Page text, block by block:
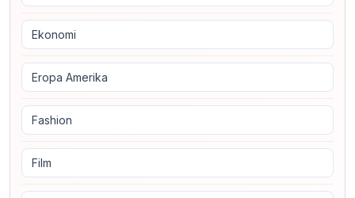
Ekonomi
Eropa Amerika
Fashion
Film